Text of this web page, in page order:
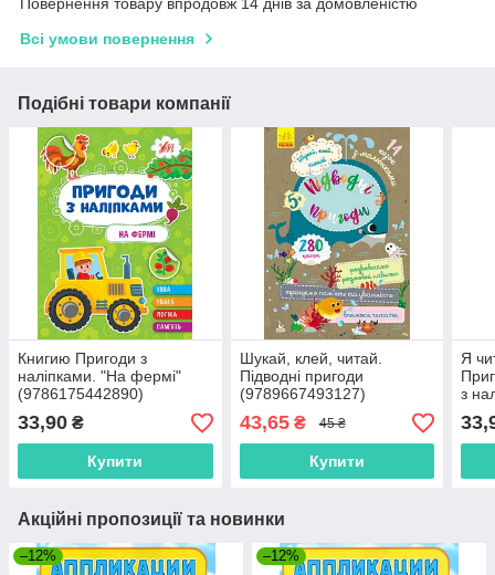
Всі умови повернення
Подібні товари компанії
Книгию Пригоди з
наліпками. "На фермі"
(9786175442890)
33,90 ₴
Купити
Шукай, клей, читай.
Підводні пригоди
(9789667493127)
43,65₴ 45 ₴
Купити
Я
з
Акційні пропозиції та новинки
–12% –12%